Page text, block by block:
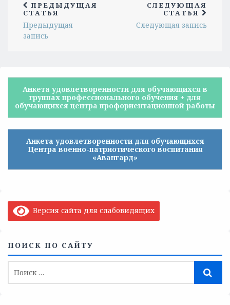
ПРЕДЫДУЩАЯ
СТАТЬЯ
Предыдущая
запись
СЛЕДУЮЩАЯ
СТАТЬЯ
Следующая запись
Анкета удовлетворенности для обучающихся в
группах профессионального обучения + для
обучающихся центра профориентационной работы
Анкета удовлетворенности для обучающихся
Центра военно-патриотического воспитания
«Авангард»
Версия сайта для слабовидящих
ПОИСК ПО САЙТУ